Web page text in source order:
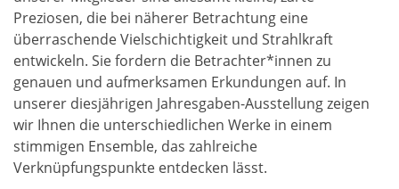
Preziosen, die bei näherer Betrachtung eine
überraschende Vielschichtigkeit und Strahlkraft
entwickeln. Sie fordern die Betrachter*innen zu
genauen und aufmerksamen Erkundungen auf. In
unserer diesjährigen Jahresgaben-Ausstellung zeigen
wir Ihnen die unterschiedlichen Werke in einem
stimmigen Ensemble, das zahlreiche
Verknüpfungspunkte entdecken lässt.